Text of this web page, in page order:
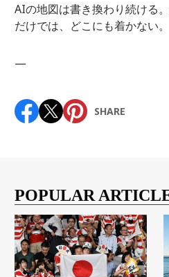
AIの地図は書き換わり続ける
だけでは、どこにも着かない。
—
SHARE
POPULAR